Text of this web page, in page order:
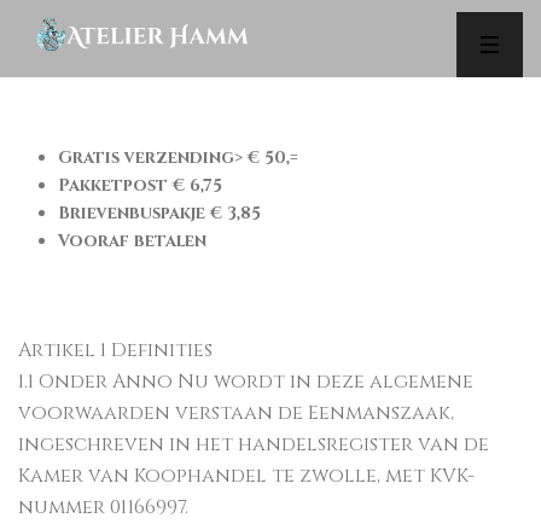
Gratis verzending> € 50,=
Pakketpost € 6,75
Brievenbuspakje € 3,85
Vooraf betalen
Artikel 1 Definities
1.1 Onder Anno Nu wordt in deze algemene
voorwaarden verstaan de Eenmanszaak,
ingeschreven in het handelsregister van de
Kamer van Koophandel te zwolle, met KVK-
nummer 01166997.